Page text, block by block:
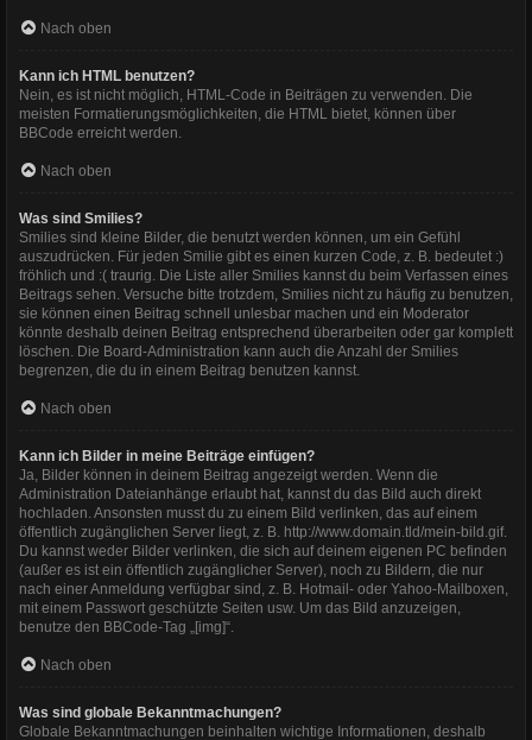
Nach oben
Kann ich HTML benutzen?
Nein, es ist nicht möglich, HTML-Code in Beiträgen zu verwenden. Die
meisten Formatierungsmöglichkeiten, die HTML bietet, können über
BBCode erreicht werden.
Nach oben
Was sind Smilies?
Smilies sind kleine Bilder, die benutzt werden können, um ein Gefühl
auszudrücken. Für jeden Smilie gibt es einen kurzen Code, z. B. bedeutet :)
fröhlich und :( traurig. Die Liste aller Smilies kannst du beim Verfassen eines
Beitrags sehen. Versuche bitte trotzdem, Smilies nicht zu häufig zu benutzen,
sie können einen Beitrag schnell unlesbar machen und ein Moderator
könnte deshalb deinen Beitrag entsprechend überarbeiten oder gar komplett
löschen. Die Board-Administration kann auch die Anzahl der Smilies
begrenzen, die du in einem Beitrag benutzen kannst.
Nach oben
Kann ich Bilder in meine Beiträge einfügen?
Ja, Bilder können in deinem Beitrag angezeigt werden. Wenn die
Administration Dateianhänge erlaubt hat, kannst du das Bild auch direkt
hochladen. Ansonsten musst du zu einem Bild verlinken, das auf einem
öffentlich zugänglichen Server liegt, z. B. http://www.domain.tld/mein-bild.gif.
Du kannst weder Bilder verlinken, die sich auf deinem eigenen PC befinden
(außer es ist ein öffentlich zugänglicher Server), noch zu Bildern, die nur
nach einer Anmeldung verfügbar sind, z. B. Hotmail- oder Yahoo-Mailboxen,
mit einem Passwort geschützte Seiten usw. Um das Bild anzuzeigen,
benutze den BBCode-Tag „[img]“.
Nach oben
Was sind globale Bekanntmachungen?
Globale Bekanntmachungen beinhalten wichtige Informationen, deshalb